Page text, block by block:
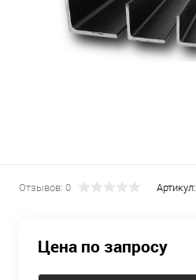
Отзывов: 0 Артикул:
Цена по запросу